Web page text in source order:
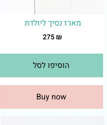
מארז נסיך ליולדת
275₪
הוסיפו לסל
Buy now